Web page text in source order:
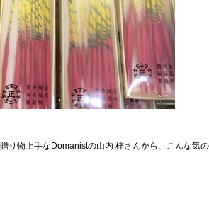
り物上手なDomanistの山内 梓さんから、こんな気